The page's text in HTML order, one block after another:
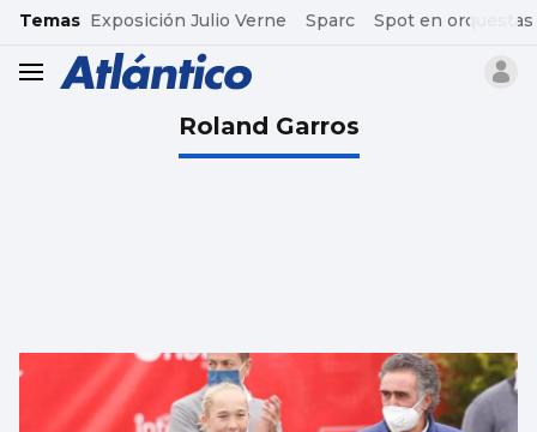
common.go-to-content
Temas Exposición Julio Verne Sparc Spot en orquestas
header.menu.open
Roland Garros